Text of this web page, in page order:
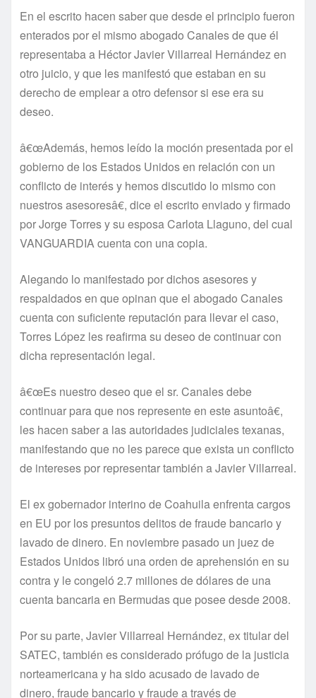
En el escrito hacen saber que desde el principio fueron
enterados por el mismo abogado Canales de que él
representaba a Héctor Javier Villarreal Hernández en
otro juicio, y que les manifestó que estaban en su
derecho de emplear a otro defensor si ese era su
deseo.
â€œAdemás, hemos leí­do la moción presentada por el
gobierno de los Estados Unidos en relación con un
conflicto de interés y hemos discutido lo mismo con
nuestros asesoresâ€, dice el escrito enviado y firmado
por Jorge Torres y su esposa Carlota Llaguno, del cual
VANGUARDIA cuenta con una copia.
Alegando lo manifestado por dichos asesores y
respaldados en que opinan que el abogado Canales
cuenta con suficiente reputación para llevar el caso,
Torres López les reafirma su deseo de continuar con
dicha representación legal.
â€œEs nuestro deseo que el sr. Canales debe
continuar para que nos represente en este asuntoâ€,
les hacen saber a las autoridades judiciales texanas,
manifestando que no les parece que exista un conflicto
de intereses por representar también a Javier Villarreal.
El ex gobernador interino de Coahuila enfrenta cargos
en EU por los presuntos delitos de fraude bancario y
lavado de dinero. En noviembre pasado un juez de
Estados Unidos libró una orden de aprehensión en su
contra y le congeló 2.7 millones de dólares de una
cuenta bancaria en Bermudas que posee desde 2008.
Por su parte, Javier Villarreal Hernández, ex titular del
SATEC, también es considerado prófugo de la justicia
norteamericana y ha sido acusado de lavado de
dinero, fraude bancario y fraude a través de